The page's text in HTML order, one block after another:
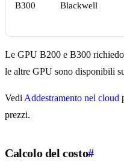
B300 Blackwell
Le GPU B200 e B300
le altre GPU sono disponibili
Vedi Addestramento nel cloud
prezzi.
Calcolo del costo#